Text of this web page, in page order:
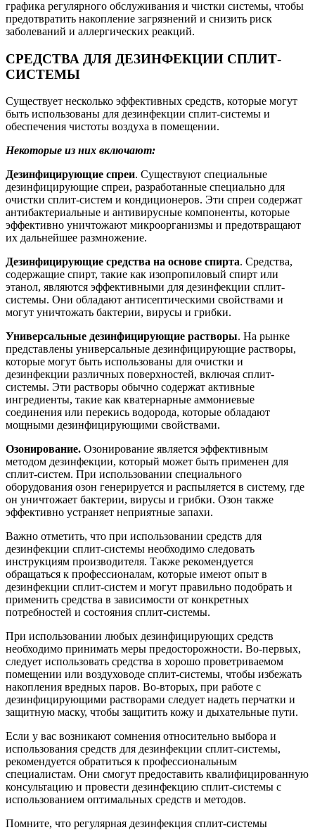
графика регулярного обслуживания и чистки системы, чтобы
предотвратить накопление загрязнений и снизить риск
заболеваний и аллергических реакций.
СРЕДСТВА ДЛЯ ДЕЗИНФЕКЦИИ СПЛИТ-
СИСТЕМЫ
Существует несколько эффективных средств, которые могут
быть использованы для дезинфекции сплит-системы и
обеспечения чистоты воздуха в помещении.
Некоторые из них включают:
Дезинфицирующие спреи. Существуют специальные
дезинфицирующие спреи, разработанные специально для
очистки сплит-систем и кондиционеров. Эти спреи содержат
антибактериальные и антивирусные компоненты, которые
эффективно уничтожают микроорганизмы и предотвращают
их дальнейшее размножение.
Дезинфицирующие средства на основе спирта. Средства,
содержащие спирт, такие как изопропиловый спирт или
этанол, являются эффективными для дезинфекции сплит-
системы. Они обладают антисептическими свойствами и
могут уничтожать бактерии, вирусы и грибки.
Универсальные дезинфицирующие растворы. На рынке
представлены универсальные дезинфицирующие растворы,
которые могут быть использованы для очистки и
дезинфекции различных поверхностей, включая сплит-
системы. Эти растворы обычно содержат активные
ингредиенты, такие как кватернарные аммониевые
соединения или перекись водорода, которые обладают
мощными дезинфицирующими свойствами.
Озонирование. Озонирование является эффективным
методом дезинфекции, который может быть применен для
сплит-систем. При использовании специального
оборудования озон генерируется и распыляется в систему, где
он уничтожает бактерии, вирусы и грибки. Озон также
эффективно устраняет неприятные запахи.
Важно отметить, что при использовании средств для
дезинфекции сплит-системы необходимо следовать
инструкциям производителя. Также рекомендуется
обращаться к профессионалам, которые имеют опыт в
дезинфекции сплит-систем и могут правильно подобрать и
применить средства в зависимости от конкретных
потребностей и состояния сплит-системы.
При использовании любых дезинфицирующих средств
необходимо принимать меры предосторожности. Во-первых,
следует использовать средства в хорошо проветриваемом
помещении или воздуховоде сплит-системы, чтобы избежать
накопления вредных паров. Во-вторых, при работе с
дезинфицирующими растворами следует надеть перчатки и
защитную маску, чтобы защитить кожу и дыхательные пути.
Если у вас возникают сомнения относительно выбора и
использования средств для дезинфекции сплит-системы,
рекомендуется обратиться к профессиональным
специалистам. Они смогут предоставить квалифицированную
консультацию и провести дезинфекцию сплит-системы с
использованием оптимальных средств и методов.
Помните, что регулярная дезинфекция сплит-системы